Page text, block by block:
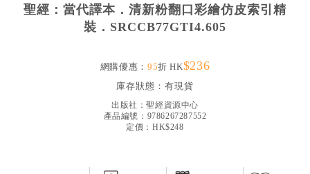
社會／倫理
哲學／宗教比較
見證／傳記
聖經：當代譯本．清新粉翻口彩繪仿皮索引精
裝．SRCCB77GTI4.605
網購優惠： 95折 HK$236
庫存狀態： 有現貨
出版社：聖經資源中心
產品編號：9786267287552
定價：HK$248